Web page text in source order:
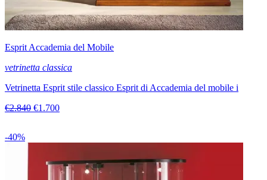
Esprit Accademia del Mobile
vetrinetta classica
Vetrinetta Esprit stile classico Esprit di Accademia del mobile i
€2.840 €1.700
-40%